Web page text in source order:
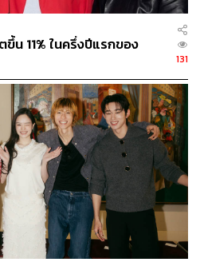
น 11% ในครึ่งปีแรกของ
131